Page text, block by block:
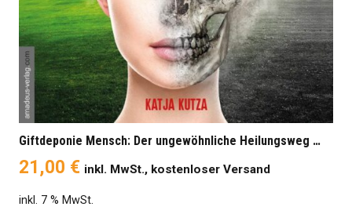
Giftdeponie Mensch: Der ungewöhnliche Heilungsweg …
21,00 € inkl. MwSt., kostenloser Versand
inkl. 7 % MwSt.